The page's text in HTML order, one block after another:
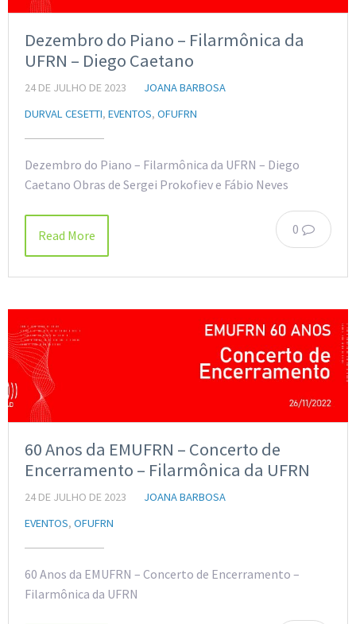
Dezembro do Piano – Filarmônica da
UFRN – Diego Caetano
24 DE JULHO DE 2023
JOANA BARBOSA
DURVAL CESETTI, EVENTOS, OFUFRN
Dezembro do Piano – Filarmônica da UFRN – Diego
Caetano Obras de Sergei Prokofiev e Fábio Neves
0
Read More
60 Anos da EMUFRN – Concerto de
Encerramento – Filarmônica da UFRN
24 DE JULHO DE 2023
JOANA BARBOSA
EVENTOS, OFUFRN
60 Anos da EMUFRN – Concerto de Encerramento –
Filarmônica da UFRN